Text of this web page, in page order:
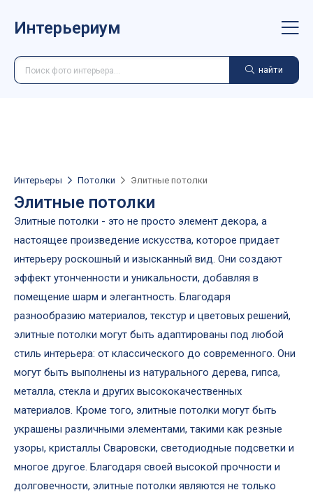
Интерьериум
найти
Интерьеры Потолки Элитные потолки
Элитные потолки
Элитные потолки - это не просто элемент декора, а
настоящее произведение искусства, которое придает
интерьеру роскошный и изысканный вид. Они создают
эффект утонченности и уникальности, добавляя в
помещение шарм и элегантность. Благодаря
разнообразию материалов, текстур и цветовых решений,
элитные потолки могут быть адаптированы под любой
стиль интерьера: от классического до современного. Они
могут быть выполнены из натурального дерева, гипса,
металла, стекла и других высококачественных
материалов. Кроме того, элитные потолки могут быть
украшены различными элементами, такими как резные
узоры, кристаллы Сваровски, светодиодные подсветки и
многое другое. Благодаря своей высокой прочности и
долговечности, элитные потолки являются не только